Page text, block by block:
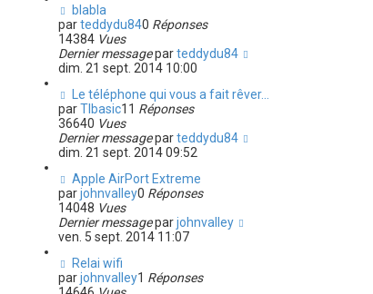
blabla
parteddydu840 Réponses
14384 Vues
Dernier messageparteddydu84
dim. 21 sept. 2014 10:00
Le téléphone qui vous a fait rêver...
parTIbasic11 Réponses
36640 Vues
Dernier messageparteddydu84
dim. 21 sept. 2014 09:52
Apple AirPort Extreme
parjohnvalley0 Réponses
14048 Vues
Dernier messageparjohnvalley
ven. 5 sept. 2014 11:07
Relai wifi
parjohnvalley1 Réponses